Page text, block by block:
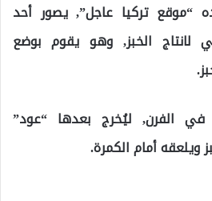
“موقع تركيا عاجل”, يصور أحد
لانتاج الخبز, وهو يقوم بوضع
الفرن, ليُخرج بعدها “عود”
ويلعقه أمام الكمرة.